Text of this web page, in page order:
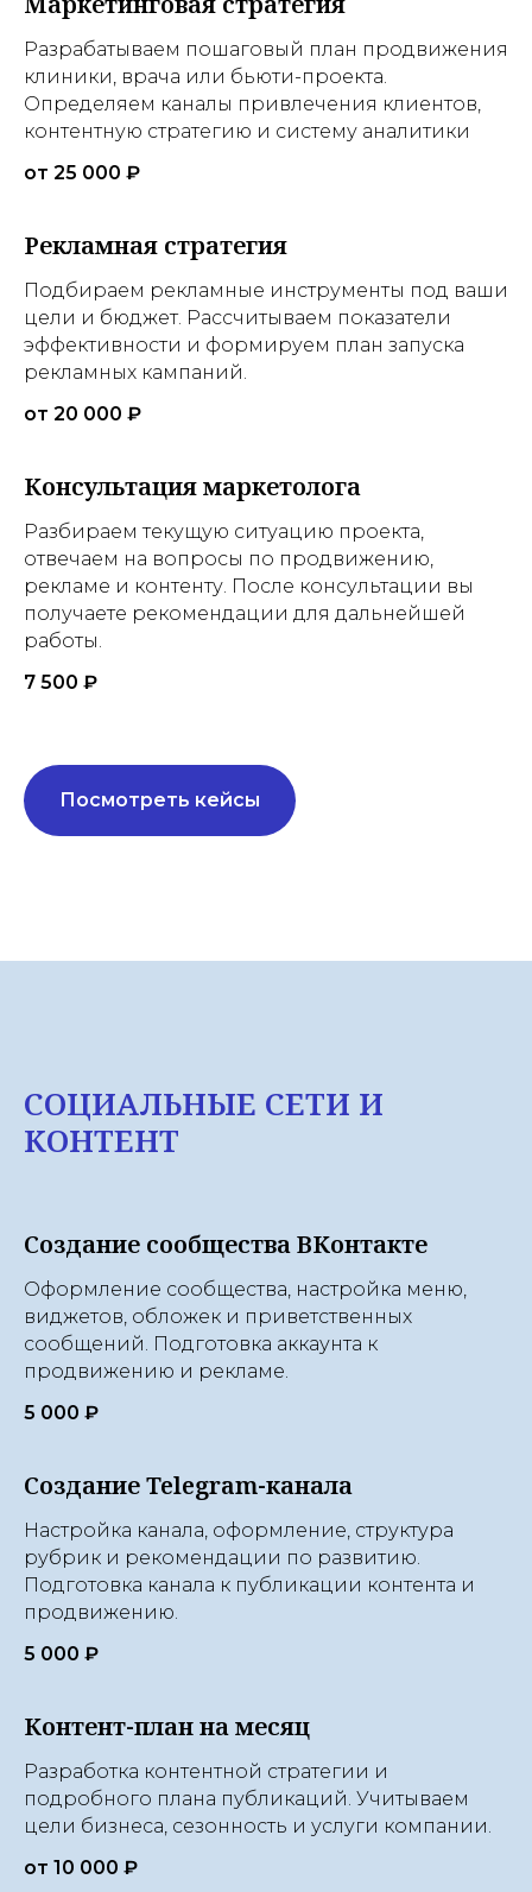
Разрабатываем пошаговый план продвижения
клиники, врача или бьюти-проекта.
Определяем каналы привлечения клиентов,
контентную стратегию и систему аналитики
от 25 000 ₽
Рекламная стратегия
Подбираем рекламные инструменты под ваши
цели и бюджет. Рассчитываем показатели
эффективности и формируем план запуска
рекламных кампаний.
от 20 000 ₽
Консультация маркетолога
Разбираем текущую ситуацию проекта,
отвечаем на вопросы по продвижению,
рекламе и контенту. После консультации вы
получаете рекомендации для дальнейшей
работы.
7 500 ₽
Посмотреть кейсы
СОЦИАЛЬНЫЕ СЕТИ И
КОНТЕНТ
Создание сообщества ВКонтакте
Оформление сообщества, настройка меню,
виджетов, обложек и приветственных
сообщений. Подготовка аккаунта к
продвижению и рекламе.
5 000 ₽
Создание Telegram-канала
Настройка канала, оформление, структура
рубрик и рекомендации по развитию.
Подготовка канала к публикации контента и
продвижению.
5 000 ₽
Контент-план на месяц
Разработка контентной стратегии и
подробного плана публикаций. Учитываем
цели бизнеса, сезонность и услуги компании.
от 10 000 ₽